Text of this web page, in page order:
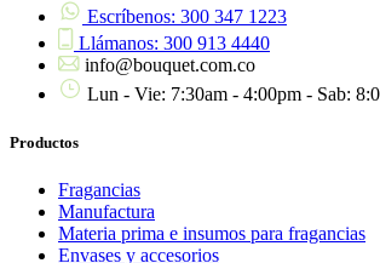
Escríbenos: 300 347 1223
Llámanos: 300 913 4440
info@bouquet.com.co
Lun - Vie: 7:30am - 4:00pm - Sab:
Productos
Fragancias
Manufactura
Materia prima e insumos para fragancias
Envases y accesorios